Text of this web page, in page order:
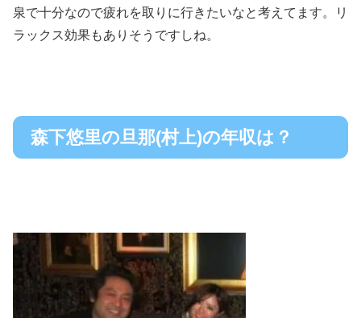
泉で十分なので疲れを取りに行きたいなと考えてます。リ
ラックス効果もありそうですしね。
森下悠里の旦那(村上)の年収は？